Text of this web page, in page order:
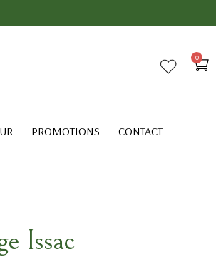
0
PROMOTIONS CONTACT
Issac